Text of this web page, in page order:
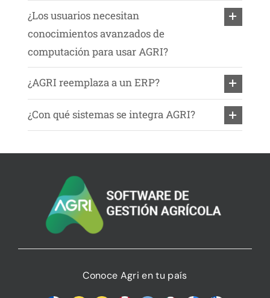
¿Los usuarios necesitan
conocimientos avanzados de
computación para usar AGRI?
¿AGRI reemplaza a un ERP?
¿Con qué sistemas se integra AGRI?
Conoce Agri en tu país